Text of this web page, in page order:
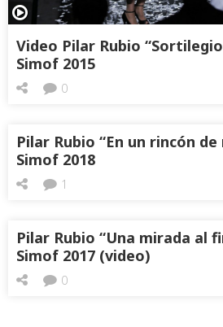
Video Pilar Rubio
Simof 2015
0
Pilar Rubio “En un rincón
Simof 2018
1
Pilar Rubio “Una mirada al
Simof 2017 (video)
0